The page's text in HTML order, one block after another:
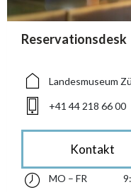
accessibility.sr-
Reservationsdesk
accessibility.sr-
Landesmuseum
accessibility.sr-
+41 44 218 66 00
Kontakt
accessibility.sr-
Montag bis
MO – FR